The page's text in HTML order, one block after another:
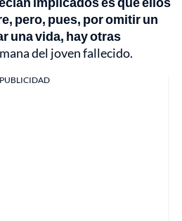
pero, pues, por omitir un
una vida, hay otras
del joven fallecido.
PUBLICIDAD